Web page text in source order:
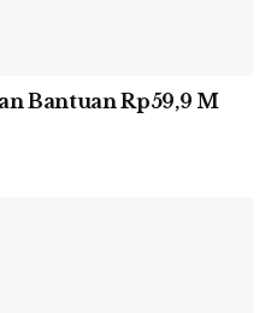
Bantuan Rp59,9 M